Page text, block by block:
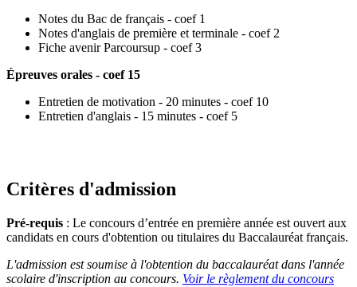
Notes du Bac de français - coef 1
Notes d'anglais de première et terminale - coef 2
Fiche avenir Parcoursup - coef 3
Épreuves orales - coef 15
Entretien de motivation - 20 minutes - coef 10
Entretien d'anglais - 15 minutes - coef 5
Critères d'admission
Pré-requis : Le concours d’entrée en première année est ouvert aux
candidats en cours d'obtention ou titulaires du Baccalauréat français.
L'admission est soumise à l'obtention du baccalauréat dans l'année
scolaire d'inscription au concours. Voir le règlement du concours